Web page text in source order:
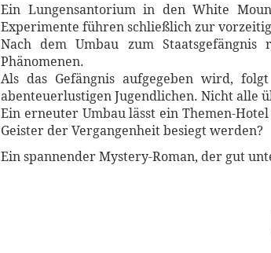
Ein Lungensantorium in den White
Experimente führen schließlich zur
Nach dem Umbau zum
Phänomenen.
Als das Gefängnis aufgegeben wird,
abenteuerlustigen Jugendlichen. Nicht alle
Ein erneuter Umbau lässt ein Themen-
Geister der Vergangenheit besiegt werden?
Ein spannender Mystery-Roman, der gut